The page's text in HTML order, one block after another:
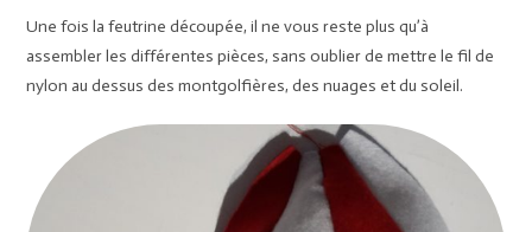
Une fois la feutrine découpée, il ne vous reste plus qu’à
assembler les différentes pièces, sans oublier de mettre le fil de
nylon au dessus des montgolfières, des nuages et du soleil.